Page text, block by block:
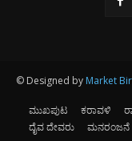
© Designed by Market
ಮುಖಪುಟ ಕರಾವಳಿ
ದೈವ ದೇವರು
ಮನರಂಜನೆ